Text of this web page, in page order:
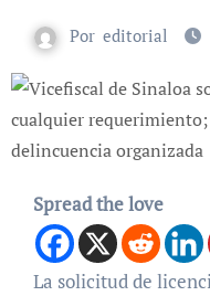
Por editorial
Spread the love
La solicitud de licencia, de Dámaso Castro, fue